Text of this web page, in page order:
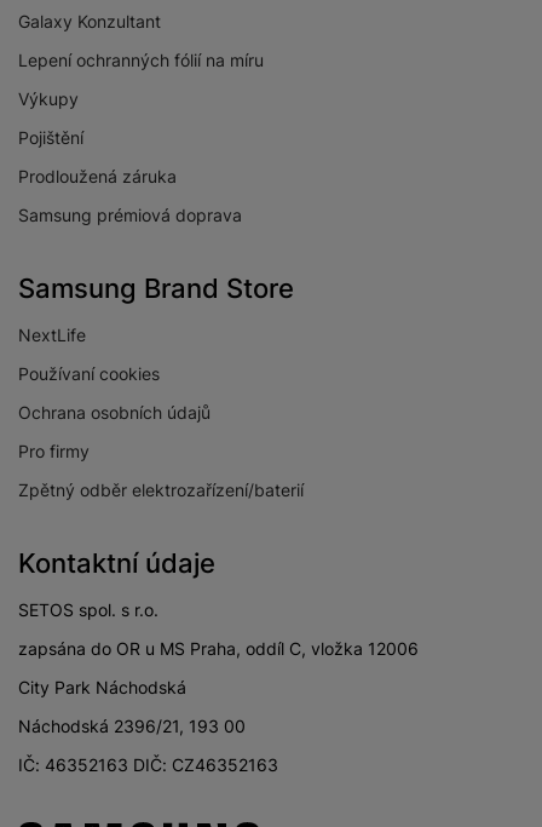
Galaxy Konzultant
Lepení ochranných fólií na míru
Výkupy
Pojištění
Prodloužená záruka
Samsung prémiová doprava
Samsung Brand Store
NextLife
Používaní cookies
Ochrana osobních údajů
Pro firmy
Zpětný odběr elektrozařízení/baterií
Kontaktní údaje
SETOS spol. s r.o.
zapsána do OR u MS Praha, oddíl C, vložka 12006
City Park Náchodská
Náchodská 2396/21, 193 00
IČ: 46352163 DIČ: CZ46352163